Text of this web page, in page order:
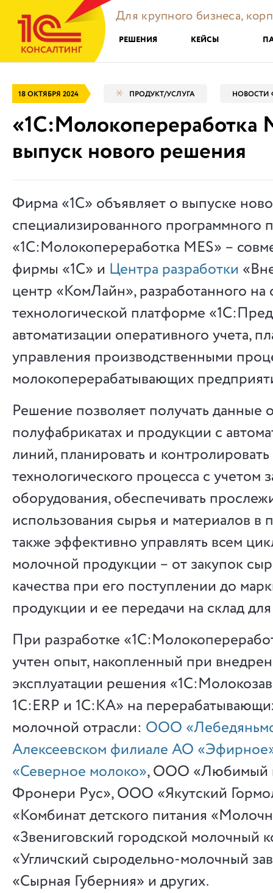
Для крупного бизнеса,
РЕШЕНИЯ КЕЙСЫ
18 ОКТЯБРЯ 2024 ПРОДУКТ/УСЛУГА НОВОСТИ
«1С:Молокопереработка
выпуск нового решения
Фирма «1С» объявляет о выпуске
специализированного программного
«1С:Молокопереработка MES» –
фирмы «1С» и Центра разработки
центр «КомЛайн», разработанного
технологической платформе
автоматизации оперативного учета,
управления производственными
молокоперерабатывающих
Решение позволяет получать данные
полуфабрикатах и продукции с
линий, планировать и
технологического процесса с учетом
оборудования, обеспечивать
использования сырья и материалов в
также эффективно управлять всем
молочной продукции – от закупок
качества при его поступлении до
продукции и ее передачи на склад
При разработке
учтен опыт, накопленный при
эксплуатации решения
1С:ERP и 1С:КА» на
молочной отрасли: ООО
Алексеевском филиале АО
«Северное молоко», ООО «Любимый
Фронери Рус», ООО «Якутский
«Комбинат детского питания
«Звениговский городской
«Угличский сыродельно-молочный
«Сырная Губерния» и других.